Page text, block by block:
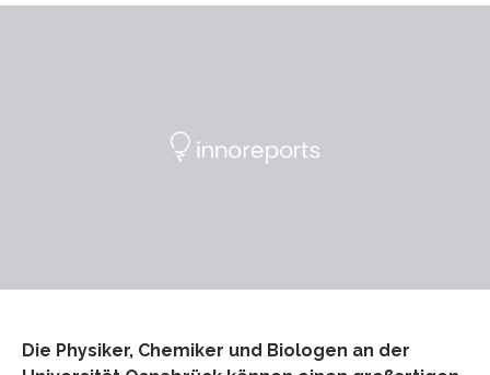
Die Physiker, Chemiker und Biologen an der